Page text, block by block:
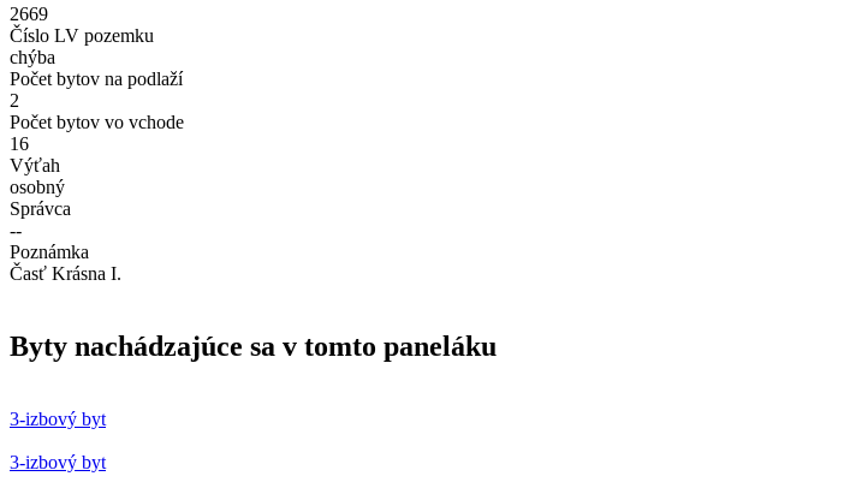
2669
Číslo LV pozemku
chýba
Počet bytov na podlaží
2
Počet bytov vo vchode
16
Výťah
osobný
Správca
--
Poznámka
Časť Krásna I.
Byty nachádzajúce sa v tomto paneláku
3-izbový byt
3-izbový byt